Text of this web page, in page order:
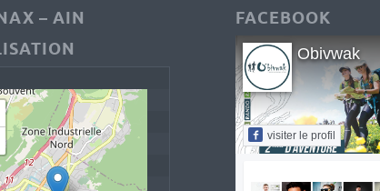
– AIN
FACEBOOK
Obivwak
visiter le profil